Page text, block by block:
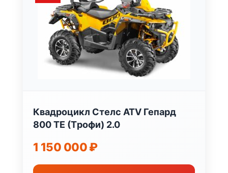
Квадроцикл Стелс ATV Гепард
800 TЕ (Tрофи) 2.0
1 150 000₽